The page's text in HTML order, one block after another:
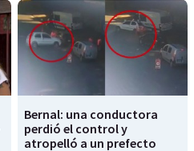
Bernal: una conductora
perdió el control y
atropelló a un prefecto